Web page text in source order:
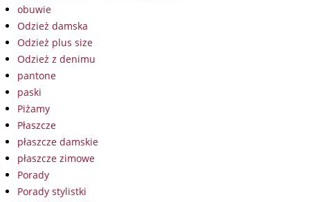
obuwie
Odzież damska
Odzież plus size
Odzież z denimu
pantone
paski
Piżamy
Płaszcze
płaszcze damskie
płaszcze zimowe
Porady
Porady stylistki